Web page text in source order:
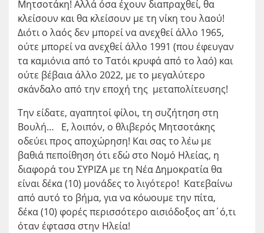
Μητσοτάκη! Αλλά όσα έχουν διαπραχθεί, θα
κλείσουν και θα κλείσουν με τη νίκη του λαού!
Διότι ο λαός δεν μπορεί να ανεχθεί άλλο 1965,
ούτε μπορεί να ανεχθεί άλλο 1991 (που έφευγαν
τα καμιόνια από το Τατόι κρυφά από το λαό) και
ούτε βέβαια άλλο 2022, με το μεγαλύτερο
σκάνδαλο από την εποχή της μεταπολίτευσης!
Την είδατε, αγαπητοί φίλοι, τη συζήτηση στη
Βουλή… Ε, λοιπόν, ο θλιβερός Μητσοτάκης
οδεύει προς αποχώρηση! Και σας το λέω με
βαθιά πεποίθηση ότι εδώ στο Νομό Ηλείας, η
διαφορά του ΣΥΡΙΖΑ με τη Νέα Δημοκρατία θα
είναι δέκα (10) μονάδες το λιγότερο! Κατεβαίνω
από αυτό το βήμα, για να κόωουμε την πίτα,
δέκα (10) φορές περισσότερο αισιόδοξος απ΄ό,τι
όταν έφτασα στην Ηλεία!